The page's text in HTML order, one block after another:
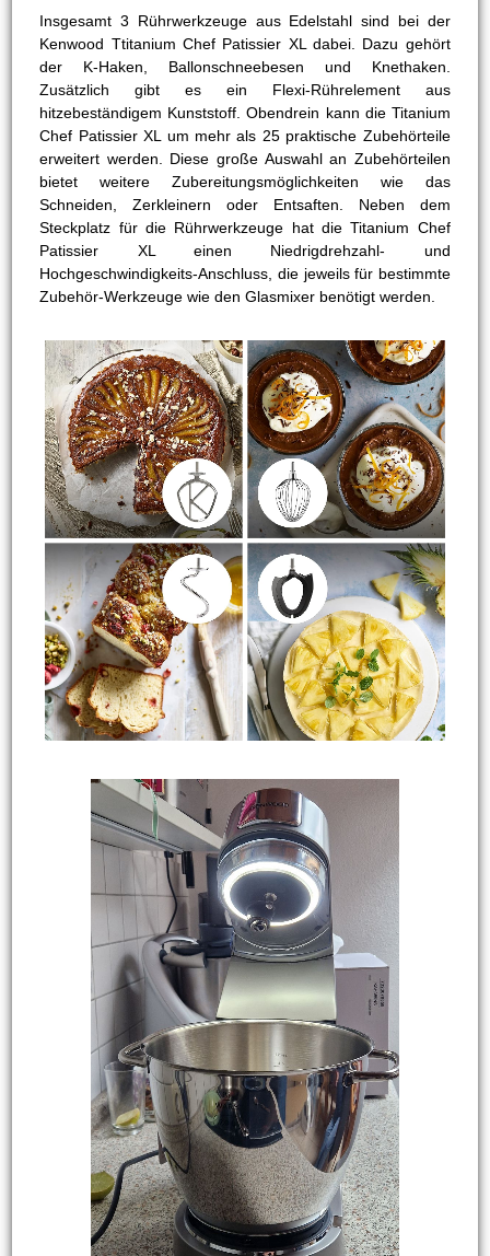
Insgesamt 3 Rührwerkzeuge aus Edelstahl sind bei der
Kenwood Ttitanium Chef Patissier XL dabei. Dazu gehört
der K-Haken, Ballonschneebesen und Knethaken.
Zusätzlich gibt es ein Flexi-Rührelement aus
hitzebeständigem Kunststoff. Obendrein kann die Titanium
Chef Patissier XL um mehr als 25 praktische Zubehörteile
erweitert werden. Diese große Auswahl an Zubehörteilen
bietet weitere Zubereitungsmöglichkeiten wie das
Schneiden, Zerkleinern oder Entsaften. Neben dem
Steckplatz für die Rührwerkzeuge hat die Titanium Chef
Patissier XL einen Niedrigdrehzahl- und
Hochgeschwindigkeits-Anschluss, die jeweils für bestimmte
Zubehör-Werkzeuge wie den Glasmixer benötigt werden.